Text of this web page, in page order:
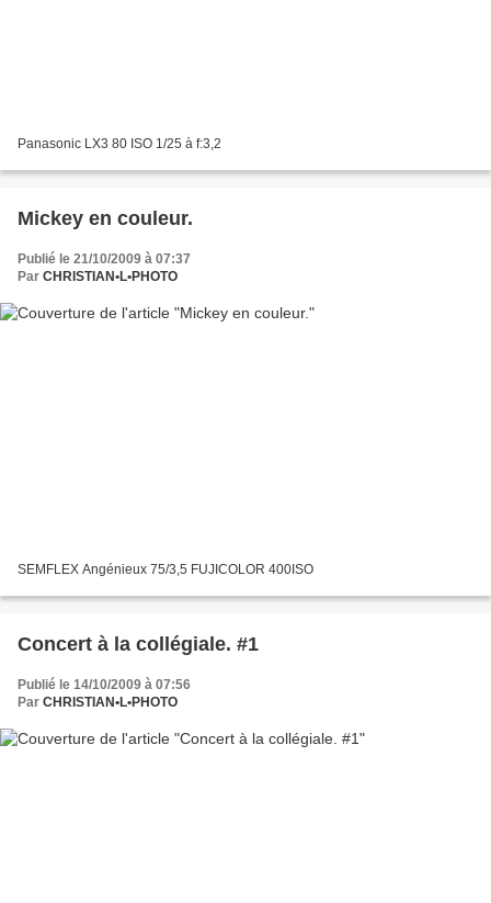
Panasonic LX3 80 ISO 1/25 à f:3,2
Mickey en couleur.
Publié le 21/10/2009 à 07:37
Par CHRISTIAN•L•PHOTO
SEMFLEX Angénieux 75/3,5 FUJICOLOR 400ISO
Concert à la collégiale. #1
Publié le 14/10/2009 à 07:56
Par CHRISTIAN•L•PHOTO